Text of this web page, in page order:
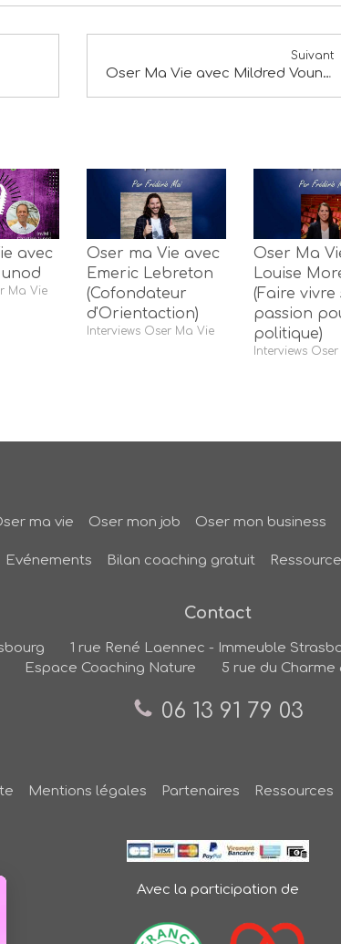
Suivant
Oser Ma Vie avec Mildred Vouney
avec
Ma Vie
Oser ma Vie avec
Emeric Lebreton
(Cofondateur
d'Orientaction)
Interviews Oser Ma Vie
Oser Ma
Louise
(Faire vivre
passion
politique)
Interviews
ma vie Oser mon job Oser mon business
Evénements Bilan coaching gratuit
Contact
1 rue René Laennec - Immeuble
Espace Coaching Nature
5 rue du Charme
06 13 91 79 03
Mentions légales Partenaires Ressources
Avec la participation de